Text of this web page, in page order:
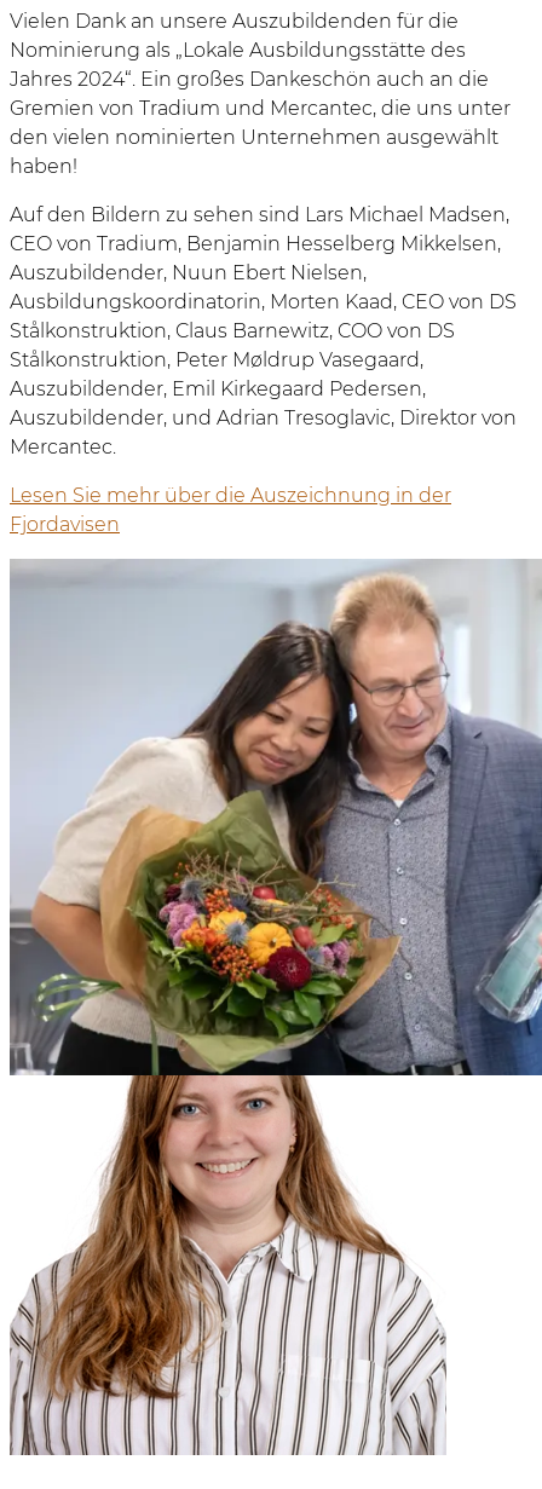
Vielen Dank an unsere Auszubildenden für die
Nominierung als „Lokale Ausbildungsstätte des
Jahres 2024“. Ein großes Dankeschön auch an die
Gremien von Tradium und Mercantec, die uns unter
den vielen nominierten Unternehmen ausgewählt
haben!
Auf den Bildern zu sehen sind Lars Michael Madsen,
CEO von Tradium, Benjamin Hesselberg Mikkelsen,
Auszubildender, Nuun Ebert Nielsen,
Ausbildungskoordinatorin, Morten Kaad, CEO von DS
Stålkonstruktion, Claus Barnewitz, COO von DS
Stålkonstruktion, Peter Møldrup Vasegaard,
Auszubildender, Emil Kirkegaard Pedersen,
Auszubildender, und Adrian Tresoglavic, Direktor von
Mercantec.
Lesen Sie mehr über die Auszeichnung in der
Fjordavisen